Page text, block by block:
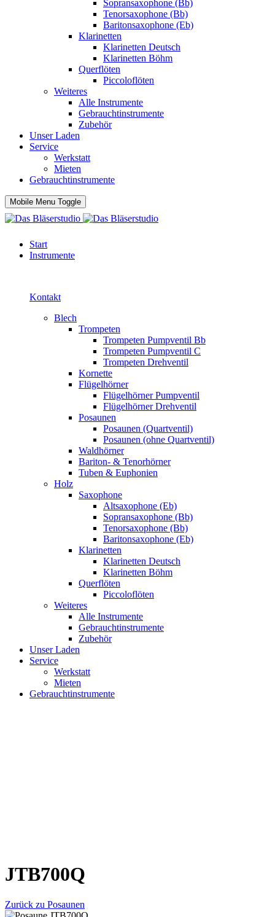
Sopransaxophone (Bb)
Tenorsaxophone (Bb)
Baritonsaxophone (Eb)
Klarinetten
Klarinetten Deutsch
Klarinetten Böhm
Querflöten
Piccoloflöten
Weiteres
Alle Instrumente
Gebrauchtinstrumente
Zubehör
Unser Laden
Service
Werkstatt
Mieten
Gebrauchtinstrumente
Mobile Menu Toggle
Start
Instrumente
Kontakt
Blech
Trompeten
Trompeten Pumpventil Bb
Trompeten Pumpventil C
Trompeten Drehventil
Kornette
Flügelhörner
Flügelhörner Pumpventil
Flügelhörner Drehventil
Posaunen
Posaunen (Quartventil)
Posaunen (ohne Quartventil)
Waldhörner
Bariton- & Tenorhörner
Tuben & Euphonien
Holz
Saxophone
Altsaxophone (Eb)
Sopransaxophone (Bb)
Tenorsaxophone (Bb)
Baritonsaxophone (Eb)
Klarinetten
Klarinetten Deutsch
Klarinetten Böhm
Querflöten
Piccoloflöten
Weiteres
Alle Instrumente
Gebrauchtinstrumente
Zubehör
Unser Laden
Service
Werkstatt
Mieten
Gebrauchtinstrumente
JTB700Q
Zurück zu Posaunen